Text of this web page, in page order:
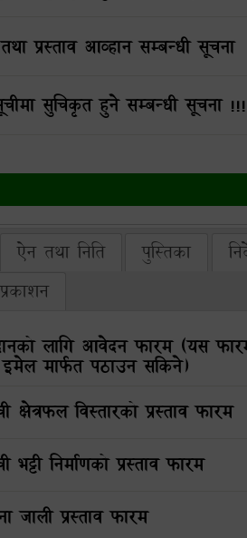
प्रस्ताव आव्हान सम्बन्धी सूचना
सुचिकृत हुने सम्बन्धी सूचना !!!
ऐन तथा निति पुस्तिका
लागि आवेदन फारम (यस
मार्फत पठाउन सकिने)
क्षेत्रफल विस्तारको प्रस्ताव फारम
भट्टी निर्माणको प्रस्ताव फारम
जाली प्रस्ताव फारम